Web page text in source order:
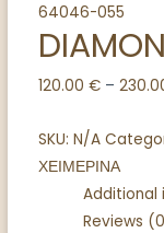
64046-055
120.00 €–
SKU: N/A
ΧΕΙΜΕΡΙΝΑ
Additional
Reviews